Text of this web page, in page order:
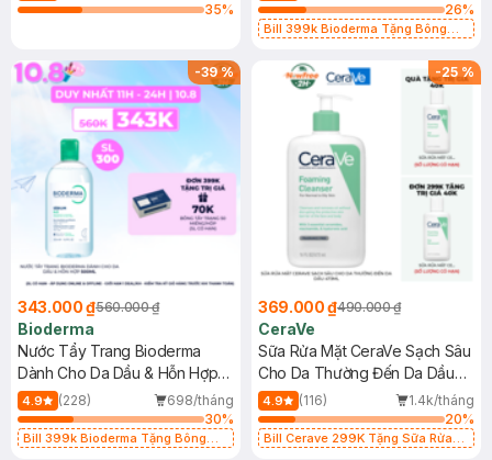
35%
26%
Bill 399k Bioderma Tặng Bông
-39%
343.000 ₫560.000 ₫
Bioderma
Nước Tẩy Trang Bioderma
Dành Cho Da Dầu & Hỗn Hợp
500ml
4.9 (228)
698/tháng
30%
Bill 399k Bioderma Tặng Bông
-25 %
369.000 ₫490.000 ₫
CeraVe
Sữa Rửa Mặt CeraVe Sạch Sâu
Cho Da Thường Đến Da Dầu
473ml
4.9 (116)
1.4k/tháng
20%
Bill Cerave 299K Tặng Sữa Rửa